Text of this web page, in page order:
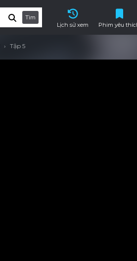
Tìm
Lịch sử xem
Phim yêu
Tập 5